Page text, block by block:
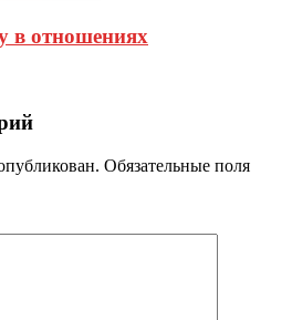
в отношениях
Обязательные поля